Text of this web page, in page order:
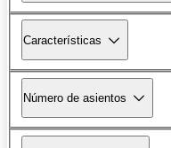
Características
Número de asientos